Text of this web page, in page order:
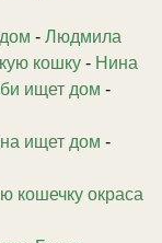
- Людмила
кошку - Нина
ищет дом -
ищет дом -
кошечку окраса